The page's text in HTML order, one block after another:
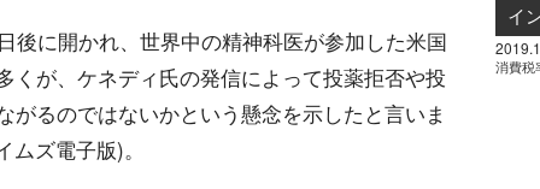
後に開かれ、世界中の精神科医が参加した米国
くが、ケネディ氏の発信によって投薬拒否や投
がるのではないかという懸念を示したと言いま
ズ電子版)。
イ
消費税